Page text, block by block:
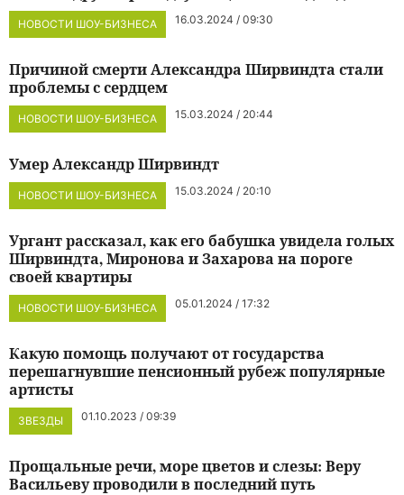
НОВОСТИ ШОУ-БИЗНЕСА 16.03.2024 / 09:30
НОВОСТИ ШОУ-БИЗНЕСА 15.03.2024 / 20:44
Причиной смерти Александра Ширвиндта стали
проблемы с сердцем
НОВОСТИ ШОУ-БИЗНЕСА 15.03.2024 / 20:10
Умер Александр Ширвиндт
НОВОСТИ ШОУ-БИЗНЕСА 05.01.2024 / 17:32
Ургант рассказал, как его бабушка увидела голых
Ширвиндта, Миронова и Захарова на пороге
своей квартиры
ЗВЕЗДЫ 01.10.2023 / 09:39
Какую помощь получают от государства
перешагнувшие пенсионный рубеж популярные
артисты
Прощальные речи, море цветов и слезы: Веру
Васильеву проводили в последний путь